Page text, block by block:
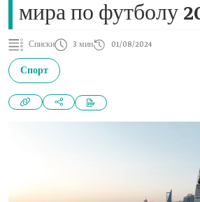
мира по футболу
Списки 3 мин 01/08/2024
Спорт